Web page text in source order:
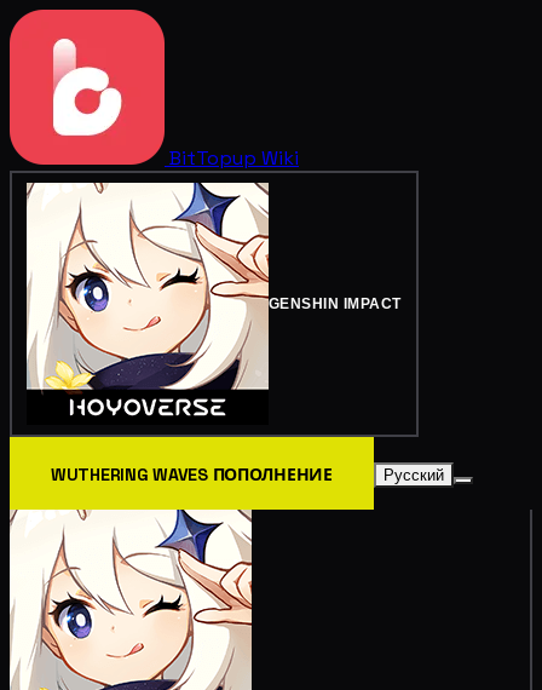
BitTopup Wiki
GENSHIN IMPACT
WUTHERING WAVES ПОПОЛНЕНИЕ Русский